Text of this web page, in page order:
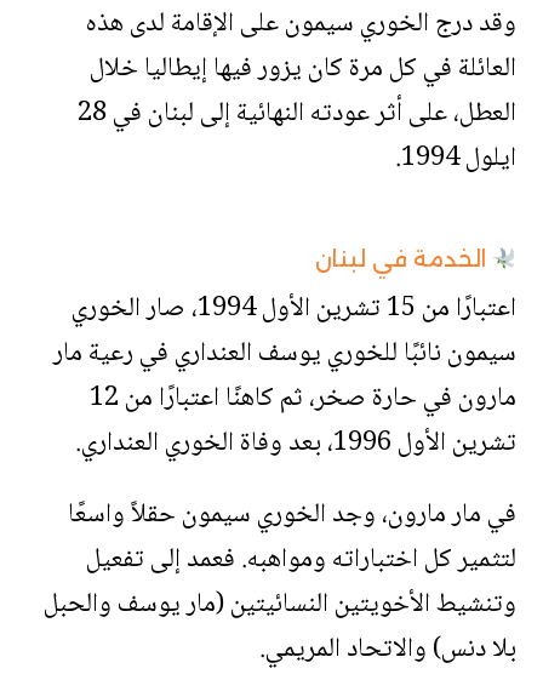
وقد درج الخوري سيمون على الإقامة لدى هذه
العائلة في كل مرة كان يزور فيها إيطاليا خلال
العطل، على أثر عودته النهائية إلى لبنان في 28
ايلول 1994.
الخدمة في لبنان
اعتبارًا من 15 تشرين الأول 1994، صار الخوري
سيمون نائبًا للخوري يوسف العنداري في رعية مار
مارون في حارة صخر، ثم كاهنًا اعتبارًا من 12
تشرين الأول 1996، بعد وفاة الخوري العنداري.
في مار مارون، وجد الخوري سيمون حقلاً واسعًا
لتثمير كل اختباراته ومواهبه. فعمد إلى تفعيل
وتنشيط الأخويتين النسائيتين (مار يوسف والحبل
بلا دنس) والاتحاد المريمي.